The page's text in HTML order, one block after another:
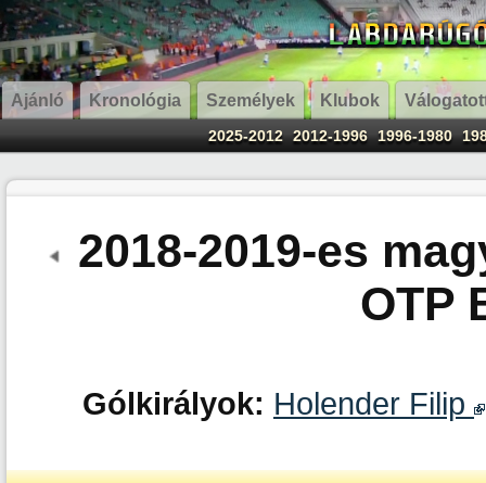
Ajánló Kronológia Személyek Klubok
2025-2012 2012-1996 1996-1980
2018-2019-es
OTP
Gólkirályok: Holender Filip